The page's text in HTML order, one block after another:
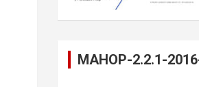
MAHOP-2.2.1-